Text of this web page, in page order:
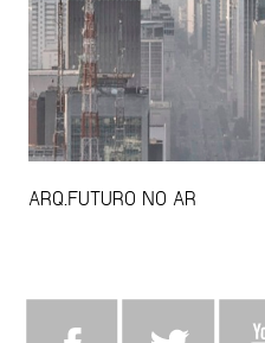
ARQ.FUTURO NO AR